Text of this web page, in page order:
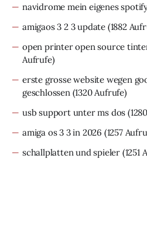
navidrome mein eigenes
amigaos 3 2 3 update (1882
open printer open source
Aufrufe)
erste grosse website wegen
geschlossen (1320 Aufrufe)
usb support unter ms dos
amiga os 3 3 in 2026 (1257
schallplatten und spieler (1251